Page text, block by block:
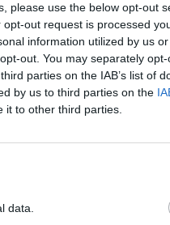
please use the below opt-out
out request is processed
information utilized by us
out. You may separately
parties on the IAB’s list of
by us to third parties on the
it to other third parties.
data.